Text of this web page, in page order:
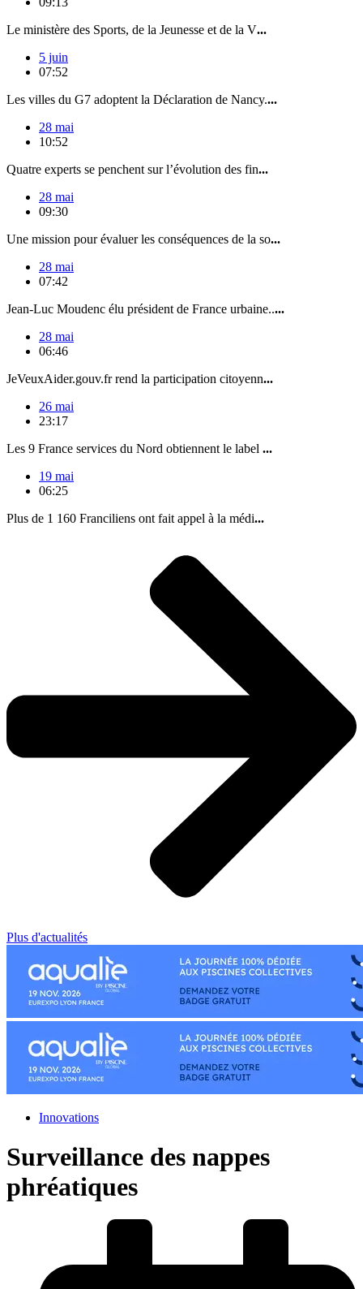
Le ministère des Sports, de la Jeunesse et de la V...
5 juin
07:52
Les villes du G7 adoptent la Déclaration de Nancy....
28 mai
10:52
Quatre experts se penchent sur l’évolution des fin...
28 mai
09:30
Une mission pour évaluer les conséquences de la so...
28 mai
07:42
Jean-Luc Moudenc élu président de France urbaine.....
28 mai
06:46
JeVeuxAider.gouv.fr rend la participation citoyenn...
26 mai
23:17
Les 9 France services du Nord obtiennent le label ...
19 mai
06:25
Plus de 1 160 Franciliens ont fait appel à la médi...
Plus d'actualités
Innovations
Surveillance des nappes
phréatiques